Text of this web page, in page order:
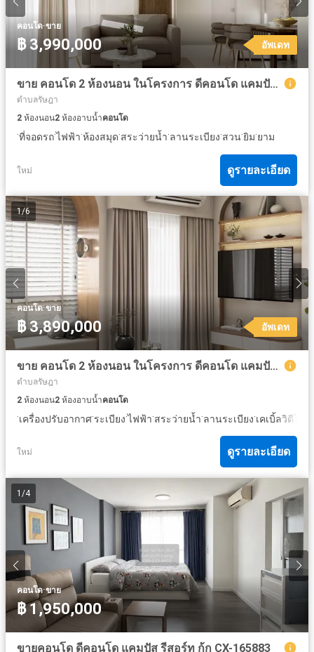
คอนโด·ขาย
฿ 3,990,000 อัพเดท
ขาย คอนโด 2 ห้องนอน ในโครงการ ดีคอนโด แคมปัส รีสอร์ท กู้กู ภูเก็ต
ตำบลรัษฎา
2 ห้องนอน2 ห้องอาบน้ำคอนโด
·ที่จอดรถ·ไฟฟ้า·ห้องสมุด·สระว่ายน้ำ·ลานระเบียง·สวน·ยิม·ยาม
ใหม่ ดูรายละเอียด
1/6
คอนโด·ขาย
฿ 3,890,000 อัพเดท
ขาย คอนโด 2 ห้องนอน ในโครงการ ดีคอนโด แคมปัส รีสอร์ท กู้กู ภูเก็ต
ตำบลรัษฎา
2 ห้องนอน2 ห้องอาบน้ำคอนโด
·เครื่องปรับอากาศ·ระเบียง·ไฟฟ้า·สระว่ายน้ำ·ลานระเบียง·เคเบิ้ลวิดีโอ
ใหม่ ดูรายละเอียด
1 /4
คอนโด·ขาย
฿ 1,950,000
ขายคอนโด ดีคอนโด แคมปัส รีสอร์ท กู้กู CX-165883